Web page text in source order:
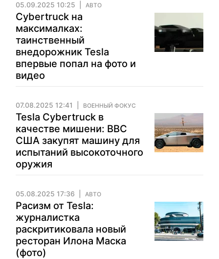
05.09.2025 10:25 АВТО
Cybertruck на
максималках:
таинственный
внедорожник Tesla
впервые попал на фото и
видео
07.08.2025 12:41 ВОЕННЫЙ ФОКУС
Tesla Cybertruck в
качестве мишени: ВВС
США закупят машину для
испытаний высокоточного
оружия
05.08.2025 17:36 АВТО
Расизм от Tesla:
журналистка
раскритиковала новый
ресторан Илона Маска
(фото)